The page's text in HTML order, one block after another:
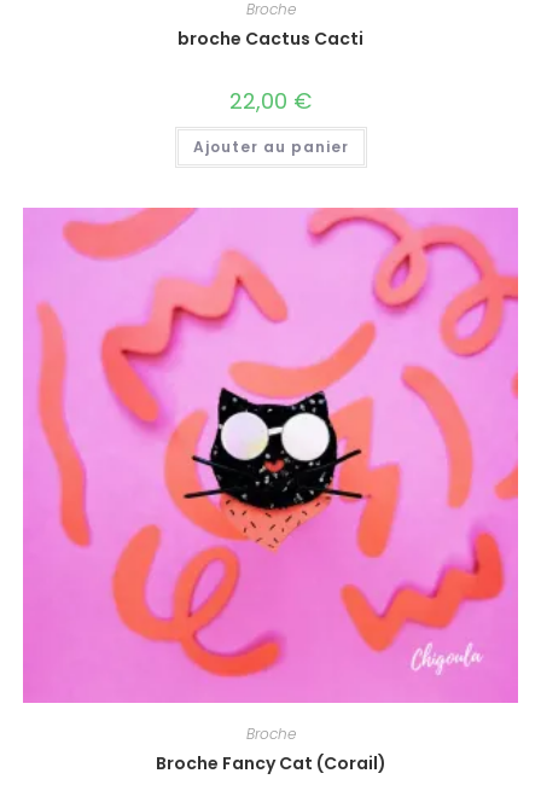
Broche
broche Cactus Cacti
22,00 €
Ajouter au panier
Broche
Broche Fancy Cat (Corail)